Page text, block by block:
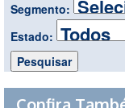
Segmento:
Estado: